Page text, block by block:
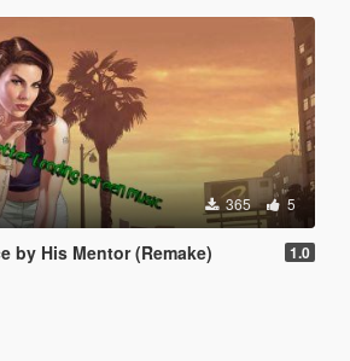
365 5
by His Mentor (Remake) 1.0